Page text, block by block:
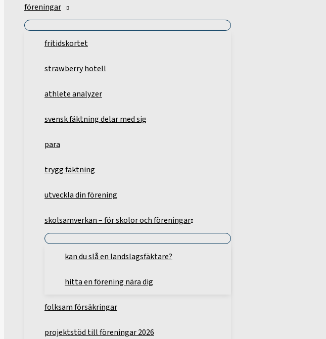
föreningar
fritidskortet
strawberry hotell
athlete analyzer
svensk fäktning delar med sig
para
trygg fäktning
utveckla din förening
skolsamverkan – för skolor och föreningar
kan du slå en landslagsfäktare?
hitta en förening nära dig
folksam försäkringar
projektstöd till föreningar 2026